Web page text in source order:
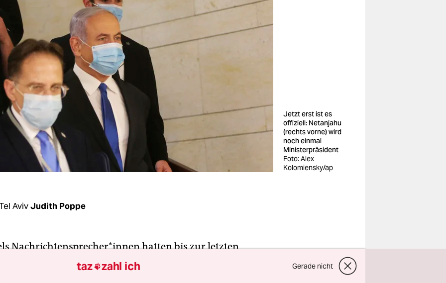
Jetzt erst ist es
offiziell: Netanjahu
(rechts vorne) wird
noch einmal
Ministerpräsident
Foto: Alex
Kolomiensky/ap
AvivJudith Poppe
Nachrichtensprecher*innen hatten bis zur letzten
Zweifel, doch nun ist es amtlich: Am Sonntag hat
(Likud) dem Parlament in Jerusalem seine neue
taz zahl ich Gerade nicht